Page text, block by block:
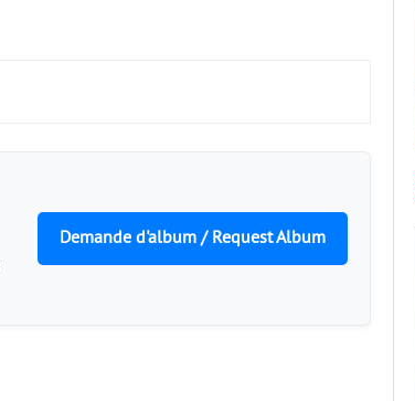
Demande d'album / Request Album